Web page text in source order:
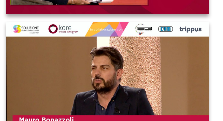
IMAGE 2021-03-19 08:38:39